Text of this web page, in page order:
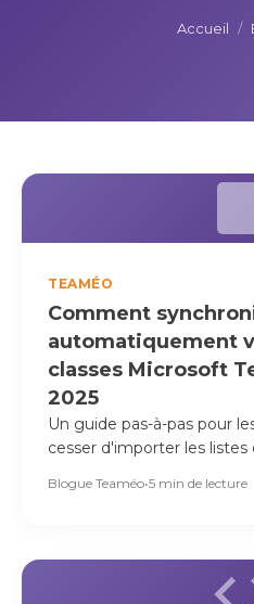
Accueil /
TEAMÉO
Comment
automatiquement
classes Microsoft
2025
Un guide pas-à-pas pour
cesser d'importer les listes
Blogue Teaméo•5 min de lecture